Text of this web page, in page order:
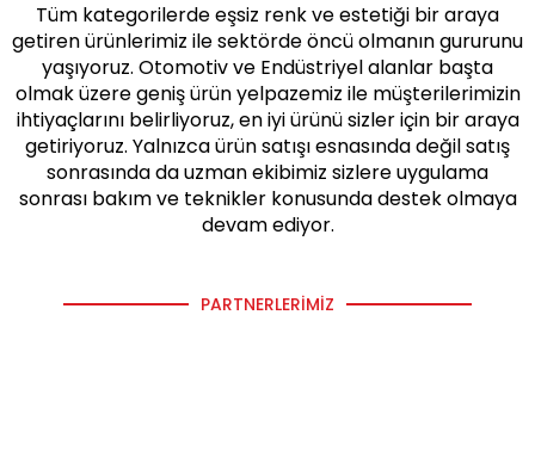
Tüm kategorilerde eşsiz renk ve estetiği bir araya
getiren ürünlerimiz ile sektörde öncü olmanın gururunu
yaşıyoruz. Otomotiv ve Endüstriyel alanlar başta
olmak üzere geniş ürün yelpazemiz ile müşterilerimizin
ihtiyaçlarını belirliyoruz, en iyi ürünü sizler için bir araya
getiriyoruz. Yalnızca ürün satışı esnasında değil satış
sonrasında da uzman ekibimiz sizlere uygulama
sonrası bakım ve teknikler konusunda destek olmaya
devam ediyor.
PARTNERLERIMIZ